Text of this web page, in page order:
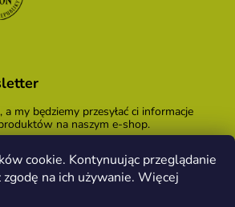
cookie. Kontynuując przeglądanie
na ich używanie. Więcej
my będziemy przesyłać ci informacje
na naszym e-shop.
zgadzasz się zwarunkami